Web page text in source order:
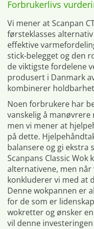
Forbrukerlivs
Vi mener at Scanpan
førsteklasses
effektive
stick-belegget og den
de viktigste fordelene
produsert i Danmark
kombinerer
Noen forbrukere har
vanskelig å
men vi mener at
på dette.
balansere og gi ekstra
Scanpans Classic
alternativene, men når
konkluderer vi med at
Denne wokpannen er
for de som er
wokretter og ønsker
vil denne